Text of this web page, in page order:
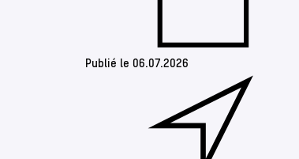
Publié le 06.07.2026